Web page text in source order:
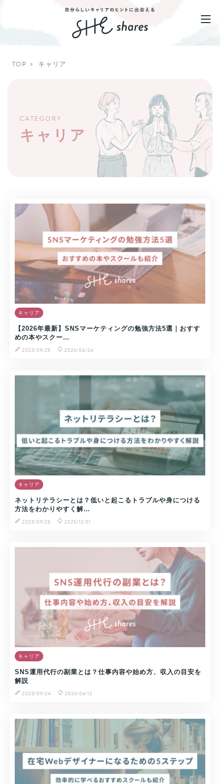
TOP キャリア
CATEGORY
キャリア
キャリア
【2026年最新】SNSマーケティングの勉強方法5選｜おすす
めの本やスクー…
2023/09/25
2026/04/24
キャリア
ネットリテラシーとは？低いと起こるトラブルや身につける
方法をわかりやすく解…
2023/09/25
2025/12/01
キャリア
SNS運用代行の副業とは？仕事内容や始め方、収入の目安を
解説
2023/09/24
2026/06/12